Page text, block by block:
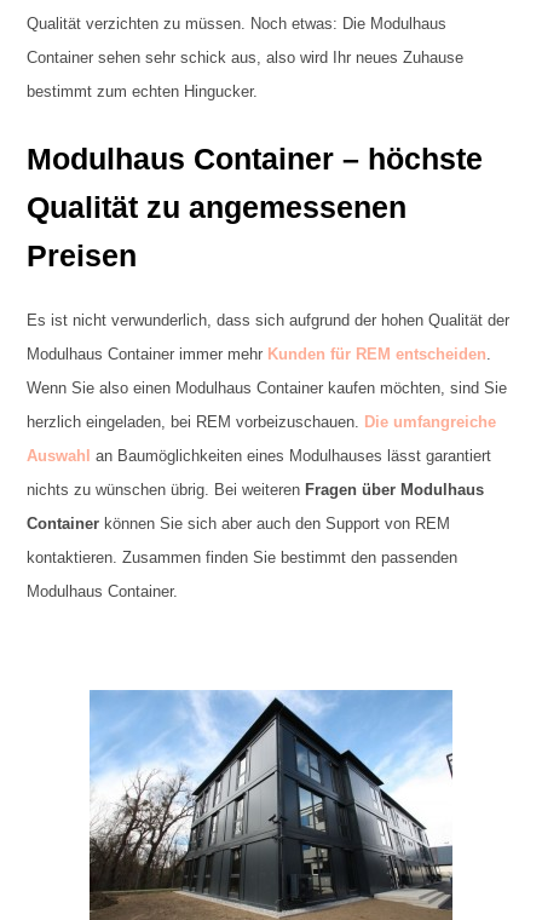
Qualität verzichten zu müssen. Noch etwas: Die Modulhaus
Container sehen sehr schick aus, also wird Ihr neues Zuhause
bestimmt zum echten Hingucker.
Modulhaus Container – höchste
Qualität zu angemessenen
Preisen
Es ist nicht verwunderlich, dass sich aufgrund der hohen Qualität der
Modulhaus Container immer mehr Kunden für REM entscheiden
Wenn Sie also einen Modulhaus Container kaufen möchten, sind Sie
herzlich eingeladen, bei REM vorbeizuschauen. Die umfangreiche
Auswahl an Baumöglichkeiten eines Modulhauses lässt garantiert
nichts zu wünschen übrig. Bei weiterenFragen über Modulhaus
Containerkönnen Sie sich aber auch den Support von REM
kontaktieren. Zusammen finden Sie bestimmt den passenden
Modulhaus Container.